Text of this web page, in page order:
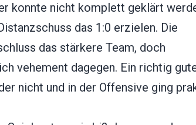
konnte nicht komplett geklärt
das 1:0 erzielen. Die
das stärkere Team, doch
vehement dagegen. Ein richtig
nicht und in der Offensive ging